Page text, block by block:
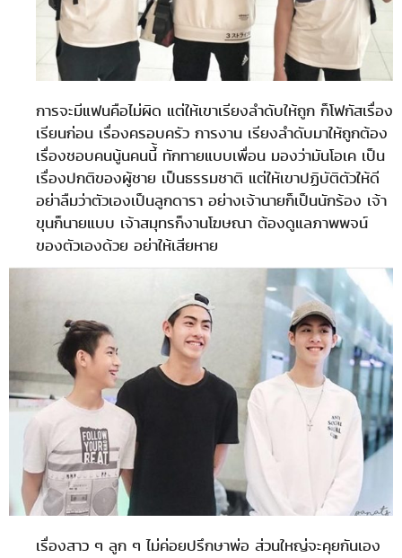
การจะมีแฟนคือไม่ผิด แต่ให้เขาเรียงลำดับให้ถูก ก็โฟกัสเรื่อง
เรียนก่อน เรื่องครอบครัว การงาน เรียงลำดับมาให้ถูกต้อง
เรื่องชอบคนนู้นคนนี้้ ทักทายแบบเพื่อน มองว่ามันโอเค เป็น
เรื่องปกติของผู้ชาย เป็นธรรมชาติ แต่ให้เขาปฏิบัติตัวให้ดี
อย่าลืมว่าตัวเองเป็นลูกดารา อย่างเจ้านายก็เป็นนักร้อง เจ้า
ขุนก็นายแบบ เจ้าสมุทรก็งานโฆษณา ต้องดูแลภาพพจน์
ของตัวเองด้วย อย่าให้เสียหาย
เรื่องสาว ๆ ลูก ๆ ไม่ค่อยปรึกษาพ่อ ส่วนใหญ่จะคุยกันเอง